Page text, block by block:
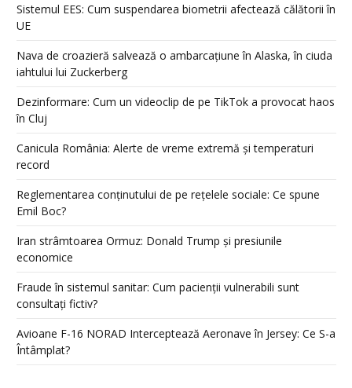
Sistemul EES: Cum suspendarea biometrii afectează călătorii în
UE
Nava de croazieră salvează o ambarcațiune în Alaska, în ciuda
iahtului lui Zuckerberg
Dezinformare: Cum un videoclip de pe TikTok a provocat haos
în Cluj
Canicula România: Alerte de vreme extremă și temperaturi
record
Reglementarea conținutului de pe rețelele sociale: Ce spune
Emil Boc?
Iran strâmtoarea Ormuz: Donald Trump și presiunile
economice
Fraude în sistemul sanitar: Cum pacienții vulnerabili sunt
consultați fictiv?
Avioane F-16 NORAD Interceptează Aeronave în Jersey: Ce S-a
Întâmplat?